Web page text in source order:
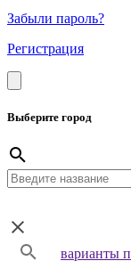
Забыли пароль?
Регистрация
Выберите город
варианты